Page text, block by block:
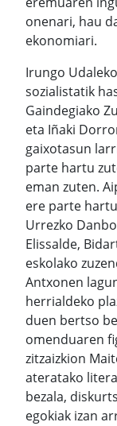
onenari, hau
ekonomiari.
Irungo
sozialistatik
Gaindegiako
eta Iñaki
gaixotasun
parte hartu
eman zuten.
ere parte
Urrezko
Elissalde,
eskolako
Antxonen
herrialdeko
duen bertso
omenduaren
zitzaizkion
ateratako
bezala,
egokiak izan